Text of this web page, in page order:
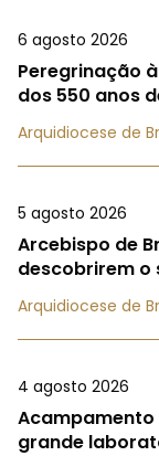
6 agosto 2026
Peregrinação
dos 550 anos
Arquidiocese de
5 agosto 2026
Arcebispo de
descobrirem o
Arquidiocese de
4 agosto 2026
Acampamento
grande